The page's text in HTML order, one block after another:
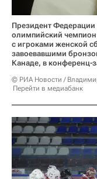
Президент Федерации
олимпийский чемпион
с игроками женской
завоевавшими
Канаде, в конференц-
© РИА Новости /
Перейти в медиабанк